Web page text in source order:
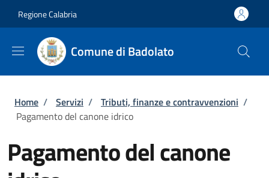
Regione Calabria
Comune di Badolato
Briciole di pane
Home / Servizi / Tributi, finanze e contravvenzioni /
Pagamento del canone idrico
Pagamento del canone